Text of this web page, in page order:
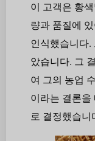
이 고객은 황
량과 품질에
인식했습니다.
았습니다. 그
여 그의 농업
이라는 결론을
로 결정했습니